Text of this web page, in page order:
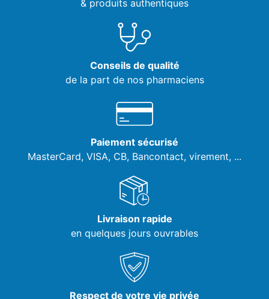
& produits authentiques
Conseils de qualité
de la part de nos pharmaciens
Paiement sécurisé
MasterCard, VISA, CB, Bancontact, virement, ...
Livraison rapide
en quelques jours ouvrables
Respect de votre vie privée